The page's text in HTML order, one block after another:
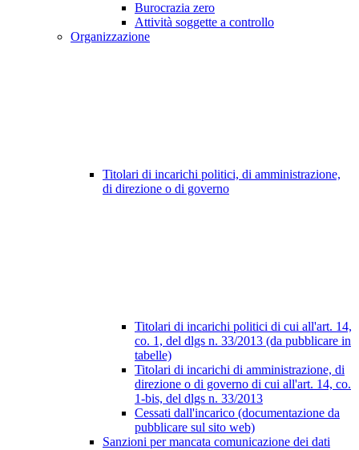
Burocrazia zero
Attività soggette a controllo
Organizzazione
Titolari di incarichi politici, di amministrazione,
di direzione o di governo
Titolari di incarichi politici di cui all'art. 14,
co. 1, del dlgs n. 33/2013 (da pubblicare in
tabelle)
Titolari di incarichi di amministrazione, di
direzione o di governo di cui all'art. 14, co.
1-bis, del dlgs n. 33/2013
Cessati dall'incarico (documentazione da
pubblicare sul sito web)
Sanzioni per mancata comunicazione dei dati